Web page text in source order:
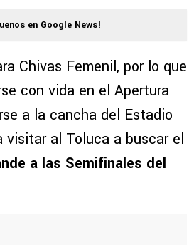
en Google News!
Chivas Femenil, por lo que
con vida en el Apertura
a la cancha del Estadio
visitar al Toluca a buscar el
a las Semifinales del